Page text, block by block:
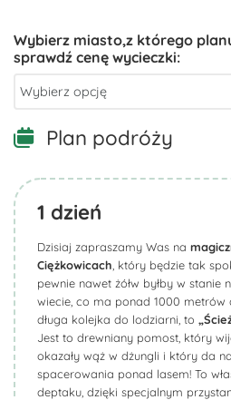
Plan podróży
1 dzień
Dzisiaj zapraszamy Was na
Ciężkowicach , który będzie tak
pewnie nawet żółw byłby w stanie
wiecie, co ma ponad 1000 metrów
długa kolejka do lodziarni, to
Jest to drewniany pomost, który
okazały wąż w dżungli i który da
spacerowania ponad lasem! To
deptaku, dzięki specjalnym